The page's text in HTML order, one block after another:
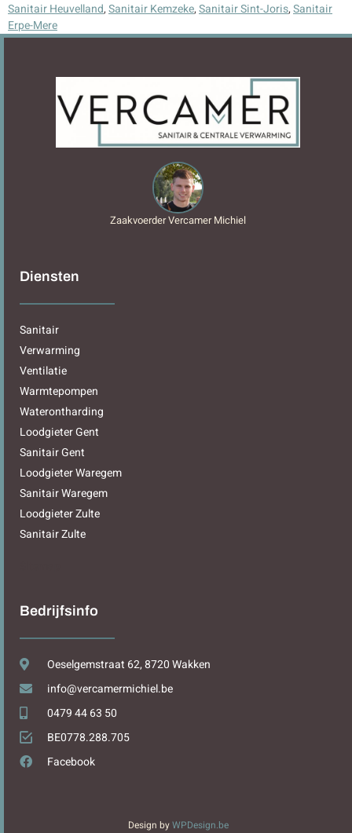
Sanitair Heuvelland,Sanitair Kemzeke,Sanitair Sint-Joris,Sanitair
Erpe-Mere
Zaakvoerder Vercamer Michiel
Diensten
Sanitair
Verwarming
Ventilatie
Warmtepompen
Waterontharding
Loodgieter Gent
Sanitair Gent
Loodgieter Waregem
Sanitair Waregem
Loodgieter Zulte
Sanitair Zulte
Bedrijfsinfo
Oeselgemstraat 62, 8720 Wakken
info@vercamermichiel.be
0479 44 63 50
BE0778.288.705
Facebook
Design byWPDesign.be